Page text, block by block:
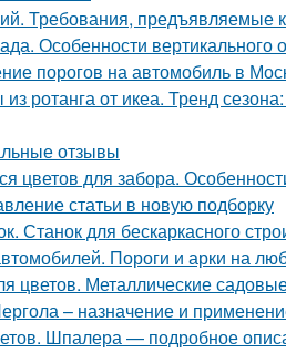
Требования, предъявляемые
Особенности вертикального
порогов на автомобиль в
ротанга от икеа. Тренд
отзывы
цветов для забора.
статьи в новую подборку
Станок для бескаркасного
Пороги и арки на
цветов. Металлические
– назначение и
Шпалера — подробное